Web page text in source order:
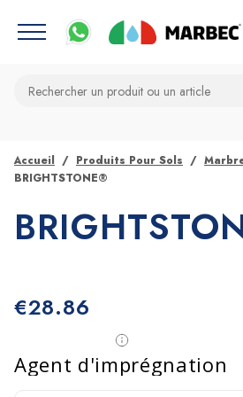
Accueil Produits Pour Sols
BRIGHTSTONE®
€28.86
Agent d'imprégnation